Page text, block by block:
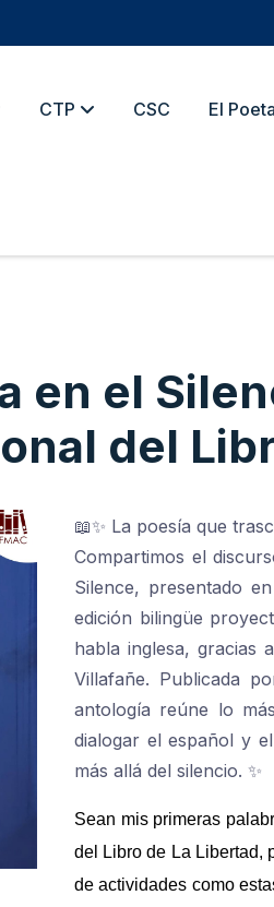
CTP CSC El
en el
del
📖✨ La poesía que
Compartimos el
Silence, presentado
edición bilingüe
habla inglesa, gracias
Villafañe. Publicada
antología reúne lo
dialogar el español y
más allá del silencio. ✨
Sean mis primeras
del Libro de La Libertad,
de actividades como